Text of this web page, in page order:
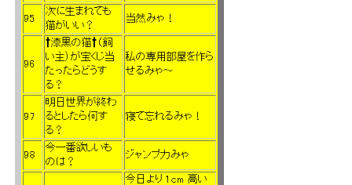
95
次に生まれても
猫がいい？
当然みゃ！
96
†漆黒の猫†（飼
い主）が宝くじ当
たったらどうす
る？
私の専用部屋を作ら
せるみゃ～
97
明日世界が終わ
るとしたら何す
る？
寝て忘れるみゃ！
98
今一番欲しいも
のは？
ジャンプ力みゃ
今日より 1cm 高い